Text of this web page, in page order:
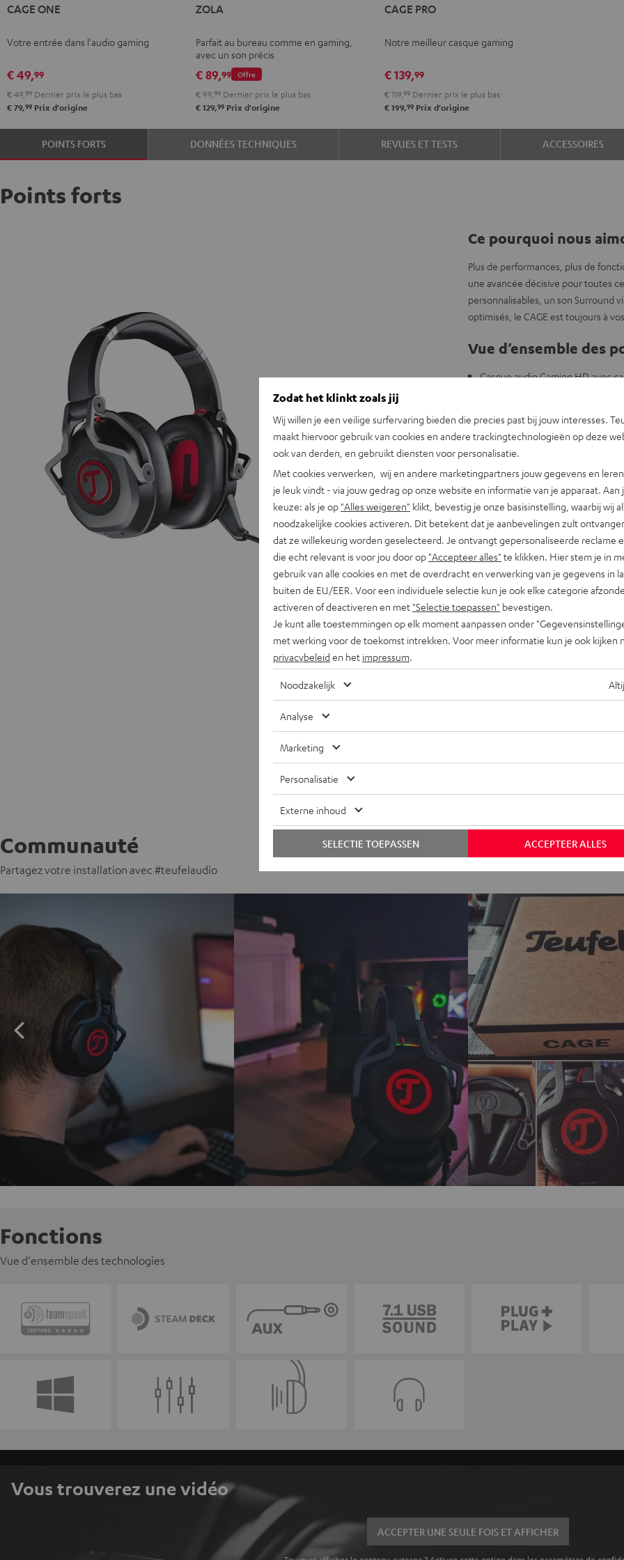
ONE
Black
CAGE ONE
Votre entrée dans l'audio gaming
€ 49,99
€ 49, 99 Dernier prix le plus bas
€ 79,99 Prix d'origine
Dark
ZOLA
Parfait au bureau comme en gaming,
avec un son précis
Offre
€ 89,99
€ 99, 99Dernier prix le plus bas
€ 129,99Prix d'origine
PRO
Black
CAGE PRO
Notre meilleur casque gaming
€ 139,99
€ 119, 99Dernier prix le plus bas
€ 199,99Prix d'origine
POINTS FORTS DONNÉES TECHNIQUES REVUES ET TESTS ACCESSOIRES
Points forts
Ce pourquoi nous
Plus de performances, plus de
une avancée décisive pour toutes
personnalisables, un son Surround
optimisés, le CAGE est toujours à
Vue d’ensemble des
Casque audio Gaming HD avec
Haut-parleurs HD pour des
Compatible avec PC, mais aussi
Microphone HD avec modèle
bouton correspondant,
Casque supra-auriculaire
également pour les porteurs et
Son Surround virtuel
Réglage du volume sonore
Software
Design élégant couleur alu-
"TEST du Teufel Cage : un
pour gamers qui
Communauté
Partagez votre installation avec #teufelaudio
Fonctions
Vue d'ensemble des technologies
Vous trouverez une vidéo
ACCEPTER UNE SEULE FOIS ET AFFICHER
Zodat het klinkt zoals jij
Wij willen je een veilige surfervaring bieden die precies past bij jouw interesses.
maakt hiervoor gebruik van cookies en andere trackingtechnologieën op deze
ook van derden, en gebruikt diensten voor personalisatie.
Met cookies verwerken, wij en andere marketingpartners jouw gegevens en
je leuk vindt - via jouw gedrag op onze website en informatie van je apparaat. Aan
keuze: als je op "Alles weigeren" klikt, bevestig je onze basisinstelling, waarbij wij
noodzakelijke cookies activeren. Dit betekent dat je aanbevelingen zult
dat ze willekeurig worden geselecteerd. Je ontvangt gepersonaliseerde reclame
die echt relevant is voor jou door op "Accepteer alles" te klikken. Hier stem je in
gebruik van alle cookies en met de overdracht en verwerking van je gegevens in
buiten de EU/EER. Voor een individuele selectie kun je ook elke categorie
activeren of deactiveren en met "Selectie toepassen" bevestigen.
Je kunt alle toestemmingen op elk moment aanpassen onder
met werking voor de toekomst intrekken. Voor meer informatie kun je ook kijken
privacybeleid en het impressum
Noodzakelijk
Analyse
Marketing
Personalisatie
Externe inhoud
ACCEPTEER ALLES
SELECTIE TOEPASSEN